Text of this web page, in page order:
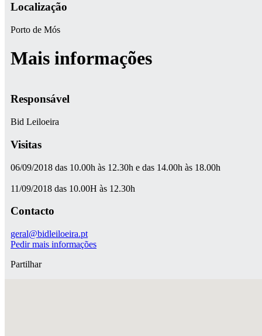
Localização
Porto de Mós
Mais informações
Responsável
Bid Leiloeira
Visitas
06/09/2018 das 10.00h às 12.30h e das 14.00h às 18.00h
11/09/2018 das 10.00H às 12.30h
Contacto
geral@bidleiloeira.pt
Pedir mais informações
Partilhar